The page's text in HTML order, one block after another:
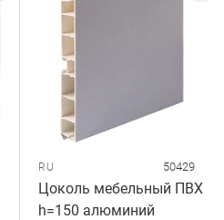
RU 50429
Цоколь мебельный ПВХ
h=150 алюминий